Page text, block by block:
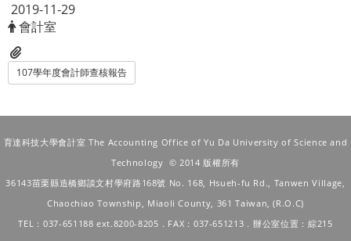
2019-11-29
會計室
107學年度會計師查核報告
育達科技大學會計室 The Accounting Office of Yu Da University of Science and
Technology © 2014 版權所有
36143苗栗縣造橋鄉談文村學府路168號 No. 168, Hsueh-fu Rd., Tanwen Village,
Chaochiao Township, Miaoli County, 361 Taiwan, (R.O.C)
TEL：037-651188 ext.8200-8205．FAX：037-651213．辦公室位置：綜215